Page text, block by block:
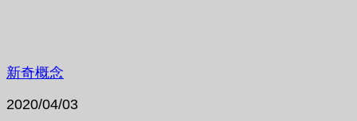
新奇概念
2020/04/03